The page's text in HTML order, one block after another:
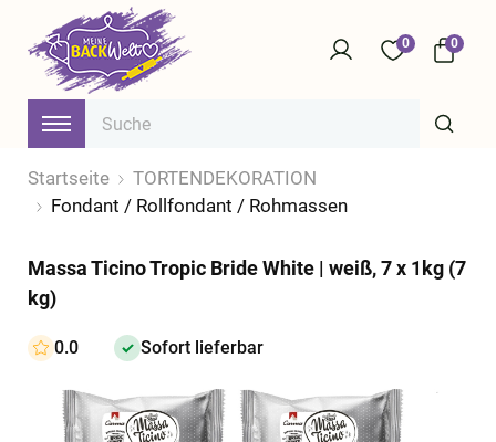
0 0
Startseite
TORTENDEKORATION
Fondant / Rollfondant / Rohmassen
Massa Ticino Tropic Bride White | weiß, 7 x 1kg (7
kg)
0.0 Sofort lieferbar